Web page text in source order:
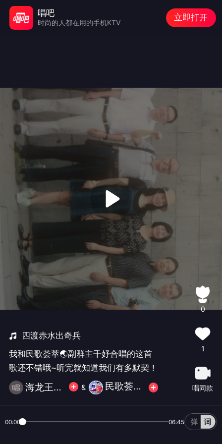
四渡赤水出奇兵
我和民歌荟萃🌏副群主千妤合唱的这首
歌还不错哦~听完就知道我们有多默契！
海龙王小子 & 民歌荟萃🌏副群主千妤
0
1
唱同款
00:00 06:45
唱吧
时尚的人都在用的手机KTV
立即打开